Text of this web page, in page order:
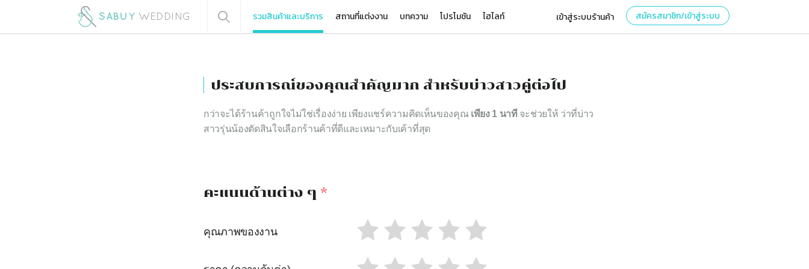
รวมสินค้าและบริการ สถานที่แต่งงาน บทความ โปรโมชัน ไฮไลท์ เข้าสู่ระบบร้านค้า สมัครสมาชิก/เข้าสู่ระบบ
ประสบการณ์ของคุณสำคัญมาก สำหรับบ่าวสาวคู่ต่อไป
กว่าจะได้ร้านค้าถูกใจไม่ใช่เรื่องง่าย เพียงแชร์ความคิดเห็นของคุณ เพียง 1 นาที จะช่วยให้ ว่าที่บ่าว
สาวรุ่นน้องตัดสินใจเลือกร้านค้าที่ดีและเหมาะกับเค้าที่สุด
คะแนนด้านต่าง ๆ *
คุณภาพของงาน